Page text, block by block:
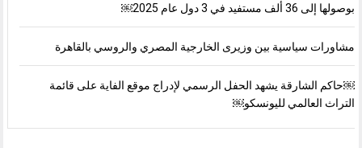
بوصولها إلى 36 ألف مستفيد في 3 دول عام 2025￼
مشاورات سياسية بين وزيرى الخارجية المصري والروسي بالقاهرة
￼حاكم الشارقة يشهد الحفل الرسمي لإدراج موقع الفاية على قائمة
التراث العالمي لليونسكو￼